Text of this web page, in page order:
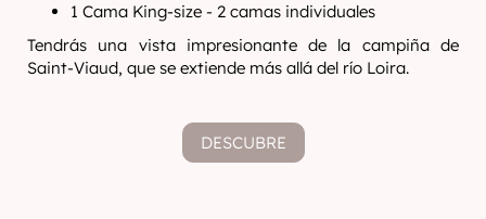
1 Cama King-size - 2 camas individuales
Tendrás una vista impresionante de la campiña de
Saint-Viaud, que se extiende más allá del río Loira.
DESCUBRE